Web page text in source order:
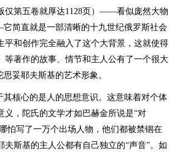
仅第五卷就厚达1128页）——看似庞然大物
简直就是一部清晰的十九世纪俄罗斯社会
和创作完全融入了这个大背景，这就使得
等著作的故事、情节和主人公有了一个很大
妥耶夫斯基的艺术形象。
核心的是人的思想意识。这意味着对个体
，陀氏的文学才如巴赫金所说是“对
怕写了一万个出场人物，他们都被禁锢在
斯基的主人公都有自己独立的“声音”。如